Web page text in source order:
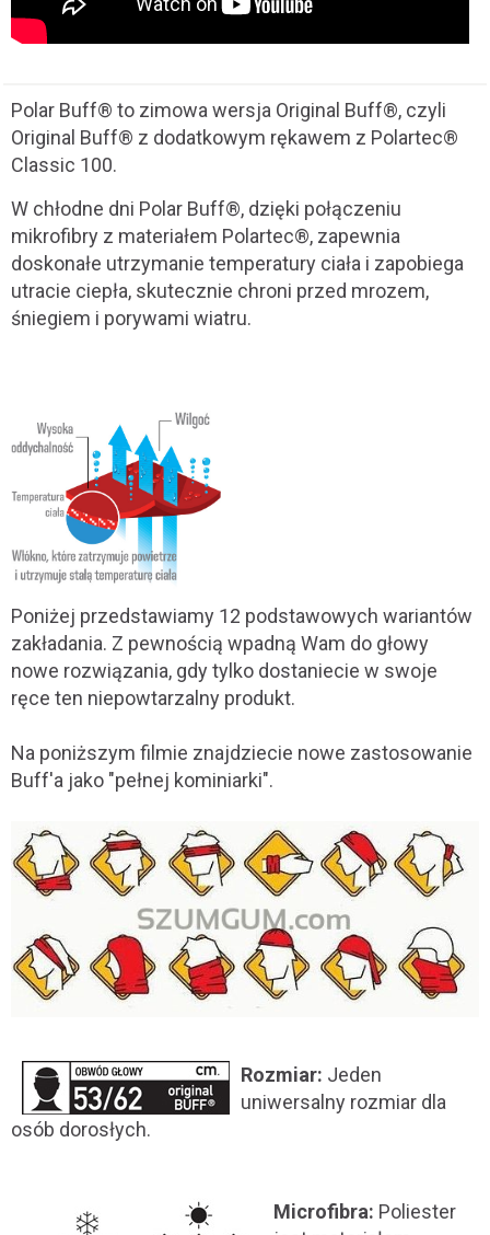
Polar Buff® to zimowa wersja Original Buff®, czyli
Original Buff® z dodatkowym rękawem z Polartec®
Classic 100.
W chłodne dni Polar Buff®, dzięki połączeniu
mikrofibry z materiałem Polartec®, zapewnia
doskonałe utrzymanie temperatury ciała i zapobiega
utracie ciepła, skutecznie chroni przed mrozem,
śniegiem i porywami wiatru.
Poniżej przedstawiamy 12 podstawowych wariantów
zakładania. Z pewnością wpadną Wam do głowy
nowe rozwiązania, gdy tylko dostaniecie w swoje
ręce ten niepowtarzalny produkt.
Na poniższym filmie znajdziecie nowe zastosowanie
Buff'a jako "pełnej kominiarki".
Rozmiar: Jeden
uniwersalny rozmiar dla
osób dorosłych.
Microfibra: Poliester